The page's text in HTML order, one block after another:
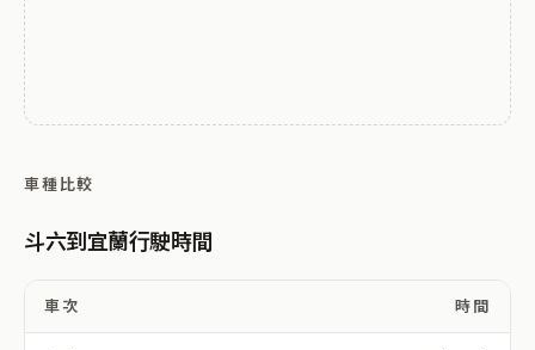
車種比較
斗六到宜蘭行駛時間
車次 時間